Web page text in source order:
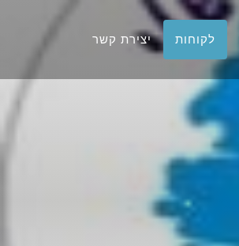
לקוחות יצירת קשר